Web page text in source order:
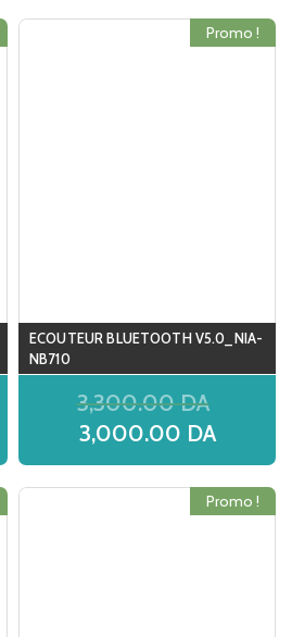
Promo !
ECOUTEUR BLUETOOTH V5.0_NIA-
NB710
3,300.00DA
3,000.00 DA
Promo !